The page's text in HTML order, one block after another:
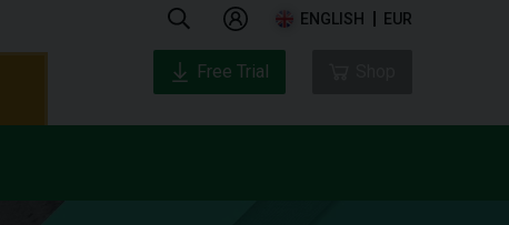
ENGLISH EUR
Free Trial